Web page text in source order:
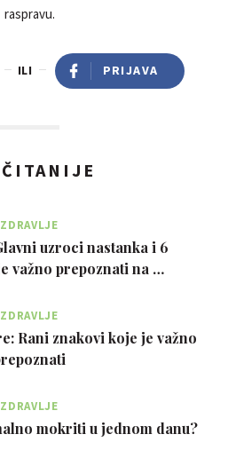
raspravu.
ILI PRIJAVA
ZDRAVLJE
uzroci nastanka i 6
važno prepoznati na …
ZDRAVLJE
Rani znakovi koje je važno
ZDRAVLJE
mokriti u jednom danu?